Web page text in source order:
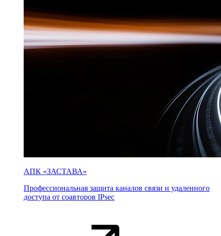
АПК «ЗАСТАВА»
Профессиональная защита каналов связи и удаленного
доступа от соавторов IPsec